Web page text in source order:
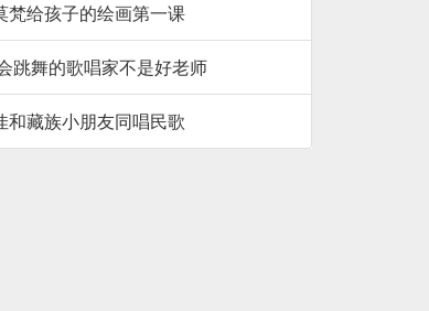
梵给孩子的绘画第一课
跳舞的歌唱家不是好老师
和藏族小朋友同唱民歌